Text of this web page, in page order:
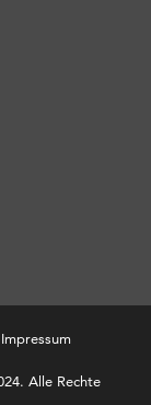
Alle Rechte
Impressum